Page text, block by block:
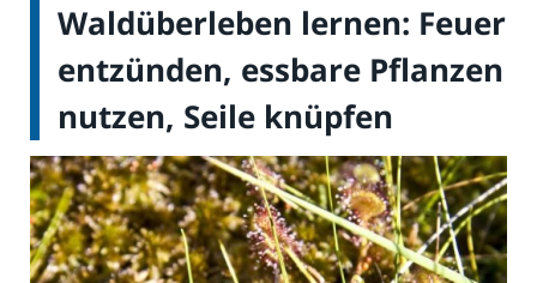
Waldüberleben lernen: Feuer
entzünden, essbare Pflanzen
nutzen, Seile knüpfen